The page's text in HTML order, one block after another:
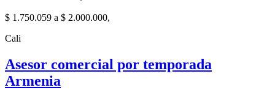
$ 1.750.059 a $ 2.000.000,
Cali
Asesor comercial por temporada
Armenia